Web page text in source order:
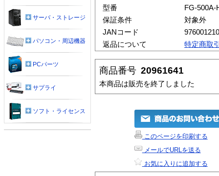
型番
FG-500A-
保証条件
対象外
JANコード
返品について
特定商取
商品番号 20961641
本商品は販売を終了しました
このページを印刷する
メールでURLを送る
お気に入りに追加する
サーバ・ストレージ
パソコン・周辺機器
PCパーツ
サプライ
ソフト・ライセンス